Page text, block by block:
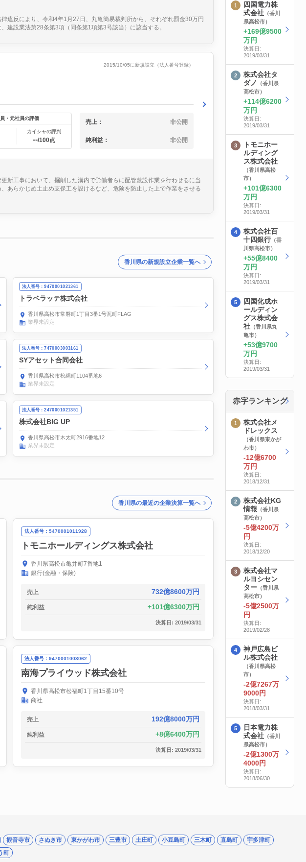
違反により、令和4年1月27日、丸亀簡易裁判所から、それぞれ罰金30万円
建設業法第28条第3項（同条第1項第3号該当）に該当する。
2015/10/05に新規設立（法人番号登録）
・元社員の評価
カイシャの評判
--/100点
売上： 非公開
純利益： 非公開
新工事において、掘削した溝内で労働者らに配管敷設作業を行わせるに当
あらかじめ土止め支保工を設けるなど、危険を防止した上で作業をさせる
香川県の新規設立企業一覧へ
法人番号：9470001021361
トラベラッテ株式会社
香川県高松市常磐町1丁目3番1号瓦町FLAG
業界未設定
法人番号：7470003003161
SYアセット合同会社
香川県高松市松縄町1104番地6
業界未設定
法人番号：2470001021351
株式会社BIG UP
香川県高松市木太町2916番地12
業界未設定
香川県の最近の企業決算一覧へ
法人番号：5470001011928
トモニホールディングス株式会社
香川県高松市亀井町7番地1
銀行(金融・保険)
売上 732億8600万円
純利益 101億6300万円
決算日: 2019/03/31
法人番号：9470001003062
南海プライウッド株式会社
香川県高松市松福町1丁目15番10号
商社
売上 192億8000万円
純利益 8億6400万円
決算日: 2019/03/31
四国電力株
式会社 （香川
県高松市）
169億9500
万円
決算日:
2019/03/31
株式会社タ
ダノ
（香川県
高松市）
114億6200
万円
決算日:
2019/03/31
トモニホー
ルディング
ス株式会社
（香川県高松
市）
101億6300
万円
決算日:
2019/03/31
株式会社百
十四銀行 （香
川県高松市）
55億8400
万円
決算日:
2019/03/31
四国化成ホ
ールディン
グス株式会
社 （香川県丸
亀市）
53億9700
万円
決算日:
2019/03/31
赤字ランキング
株式会社メ
ドレックス
（香川県東かが
わ市）
-12億6700
万円
決算日:
2018/12/31
株式会社KG
情報 （香川県
高松市）
-5億4200万
円
決算日:
2018/12/20
株式会社マ
ルヨシセン
ター （香川県
高松市）
-5億2500万
円
決算日:
2019/02/28
神戸広島ビ
ル株式会社
（香川県高松
市）
-2億7267万
9000円
決算日:
2018/03/31
日本電力株
式会社 （香川
県高松市）
-2億1300万
4000円
決算日:
2018/06/30
観音寺市 さぬき市 東かがわ市 三豊市 土庄町 小豆島町 三木町 直島町
宇多津町
町